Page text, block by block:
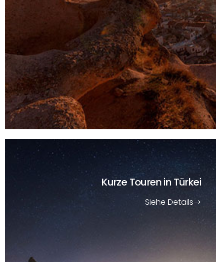
Kurze Tourenin Türkei
Siehe Details